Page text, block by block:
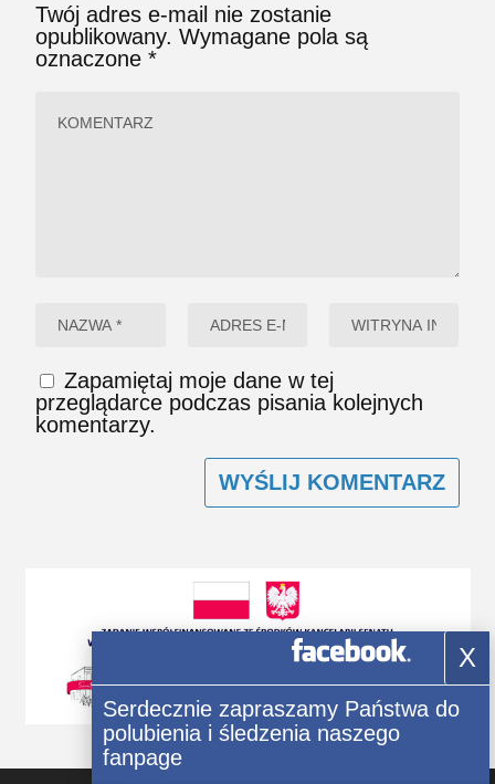
Twój adres e-mail nie zostanie
opublikowany. Wymagane pola są
oznaczone*
Zapamiętaj moje dane w tej
przeglądarce podczas pisania kolejnych
komentarzy.
X
Serdecznie zapraszamy Państwa do
polubienia i śledzenia naszego
fanpage